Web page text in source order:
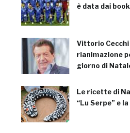
è data dai
Vittorio Cecchi
rianimazione
giorno di
Le ricette di
“Lu Serpe” e